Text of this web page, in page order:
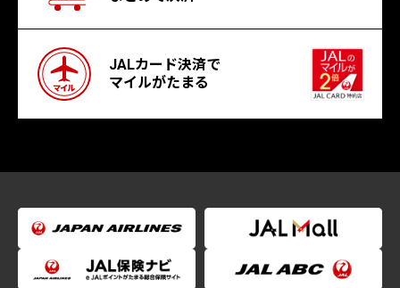
JALカード決済で
マイルがたまる